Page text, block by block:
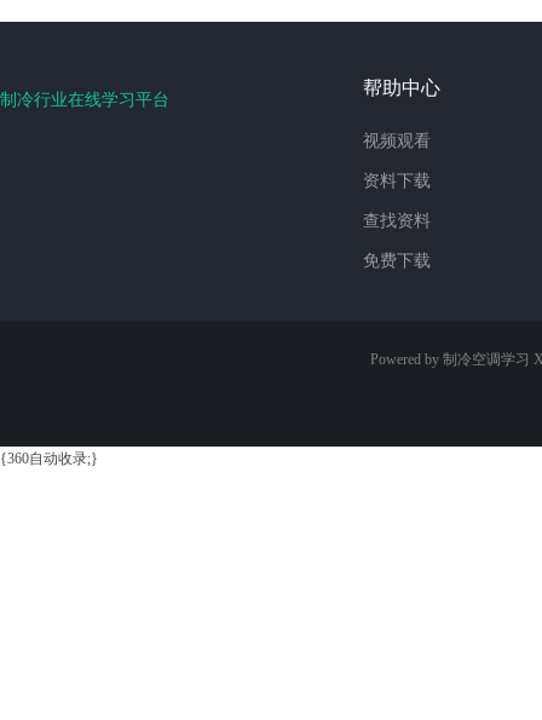
制冷行业在线学习平台
帮助中心
视频观看
资料下载
查找资料
免费下载
Powered by 制冷空调学习
{360自动收录;}